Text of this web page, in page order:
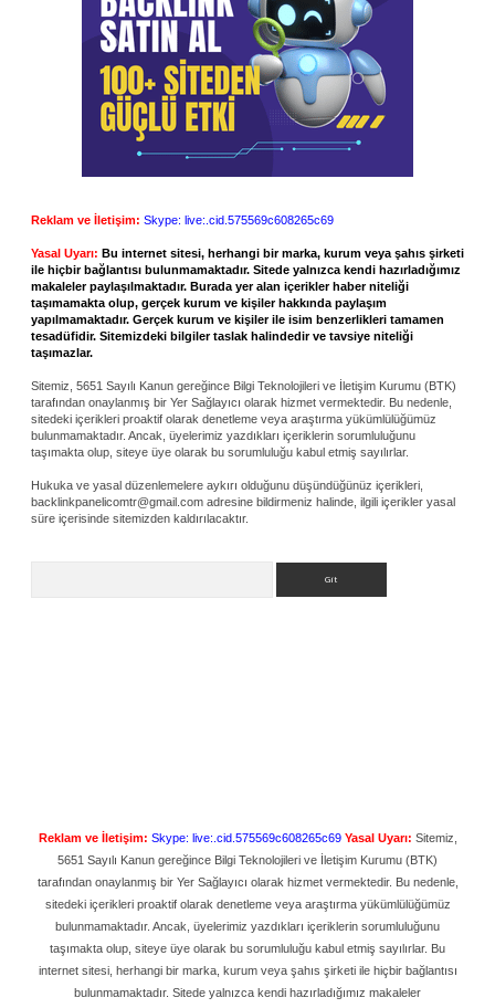
Reklam ve İletişim: Skype: live:.cid.575569c608265c69
Yasal Uyarı: Bu internet sitesi, herhangi bir marka, kurum veya şahıs şirketi
ile hiçbir bağlantısı bulunmamaktadır. Sitede yalnızca kendi hazırladığımız
makaleler paylaşılmaktadır. Burada yer alan içerikler haber niteliği
taşımamakta olup, gerçek kurum ve kişiler hakkında paylaşım
yapılmamaktadır. Gerçek kurum ve kişiler ile isim benzerlikleri tamamen
tesadüfidir. Sitemizdeki bilgiler taslak halindedir ve tavsiye niteliği
taşımazlar.
Sitemiz, 5651 Sayılı Kanun gereğince Bilgi Teknolojileri ve İletişim Kurumu (BTK)
tarafından onaylanmış bir Yer Sağlayıcı olarak hizmet vermektedir. Bu nedenle,
sitedeki içerikleri proaktif olarak denetleme veya araştırma yükümlülüğümüz
bulunmamaktadır. Ancak, üyelerimiz yazdıkları içeriklerin sorumluluğunu
taşımakta olup, siteye üye olarak bu sorumluluğu kabul etmiş sayılırlar.
Hukuka ve yasal düzenlemelere aykırı olduğunu düşündüğünüz içerikleri,
backlinkpanelicomtr@gmail.com adresine bildirmeniz halinde, ilgili içerikler yasal
süre içerisinde sitemizden kaldırılacaktır.
Reklam ve İletişim: Skype: live:.cid.575569c608265c69 Yasal Uyarı: Sitemiz,
5651 Sayılı Kanun gereğince Bilgi Teknolojileri ve İletişim Kurumu (BTK)
tarafından onaylanmış bir Yer Sağlayıcı olarak hizmet vermektedir. Bu nedenle,
sitedeki içerikleri proaktif olarak denetleme veya araştırma yükümlülüğümüz
bulunmamaktadır. Ancak, üyelerimiz yazdıkları içeriklerin sorumluluğunu
taşımakta olup, siteye üye olarak bu sorumluluğu kabul etmiş sayılırlar. Bu
internet sitesi, herhangi bir marka, kurum veya şahıs şirketi ile hiçbir bağlantısı
bulunmamaktadır. Sitede yalnızca kendi hazırladığımız makaleler